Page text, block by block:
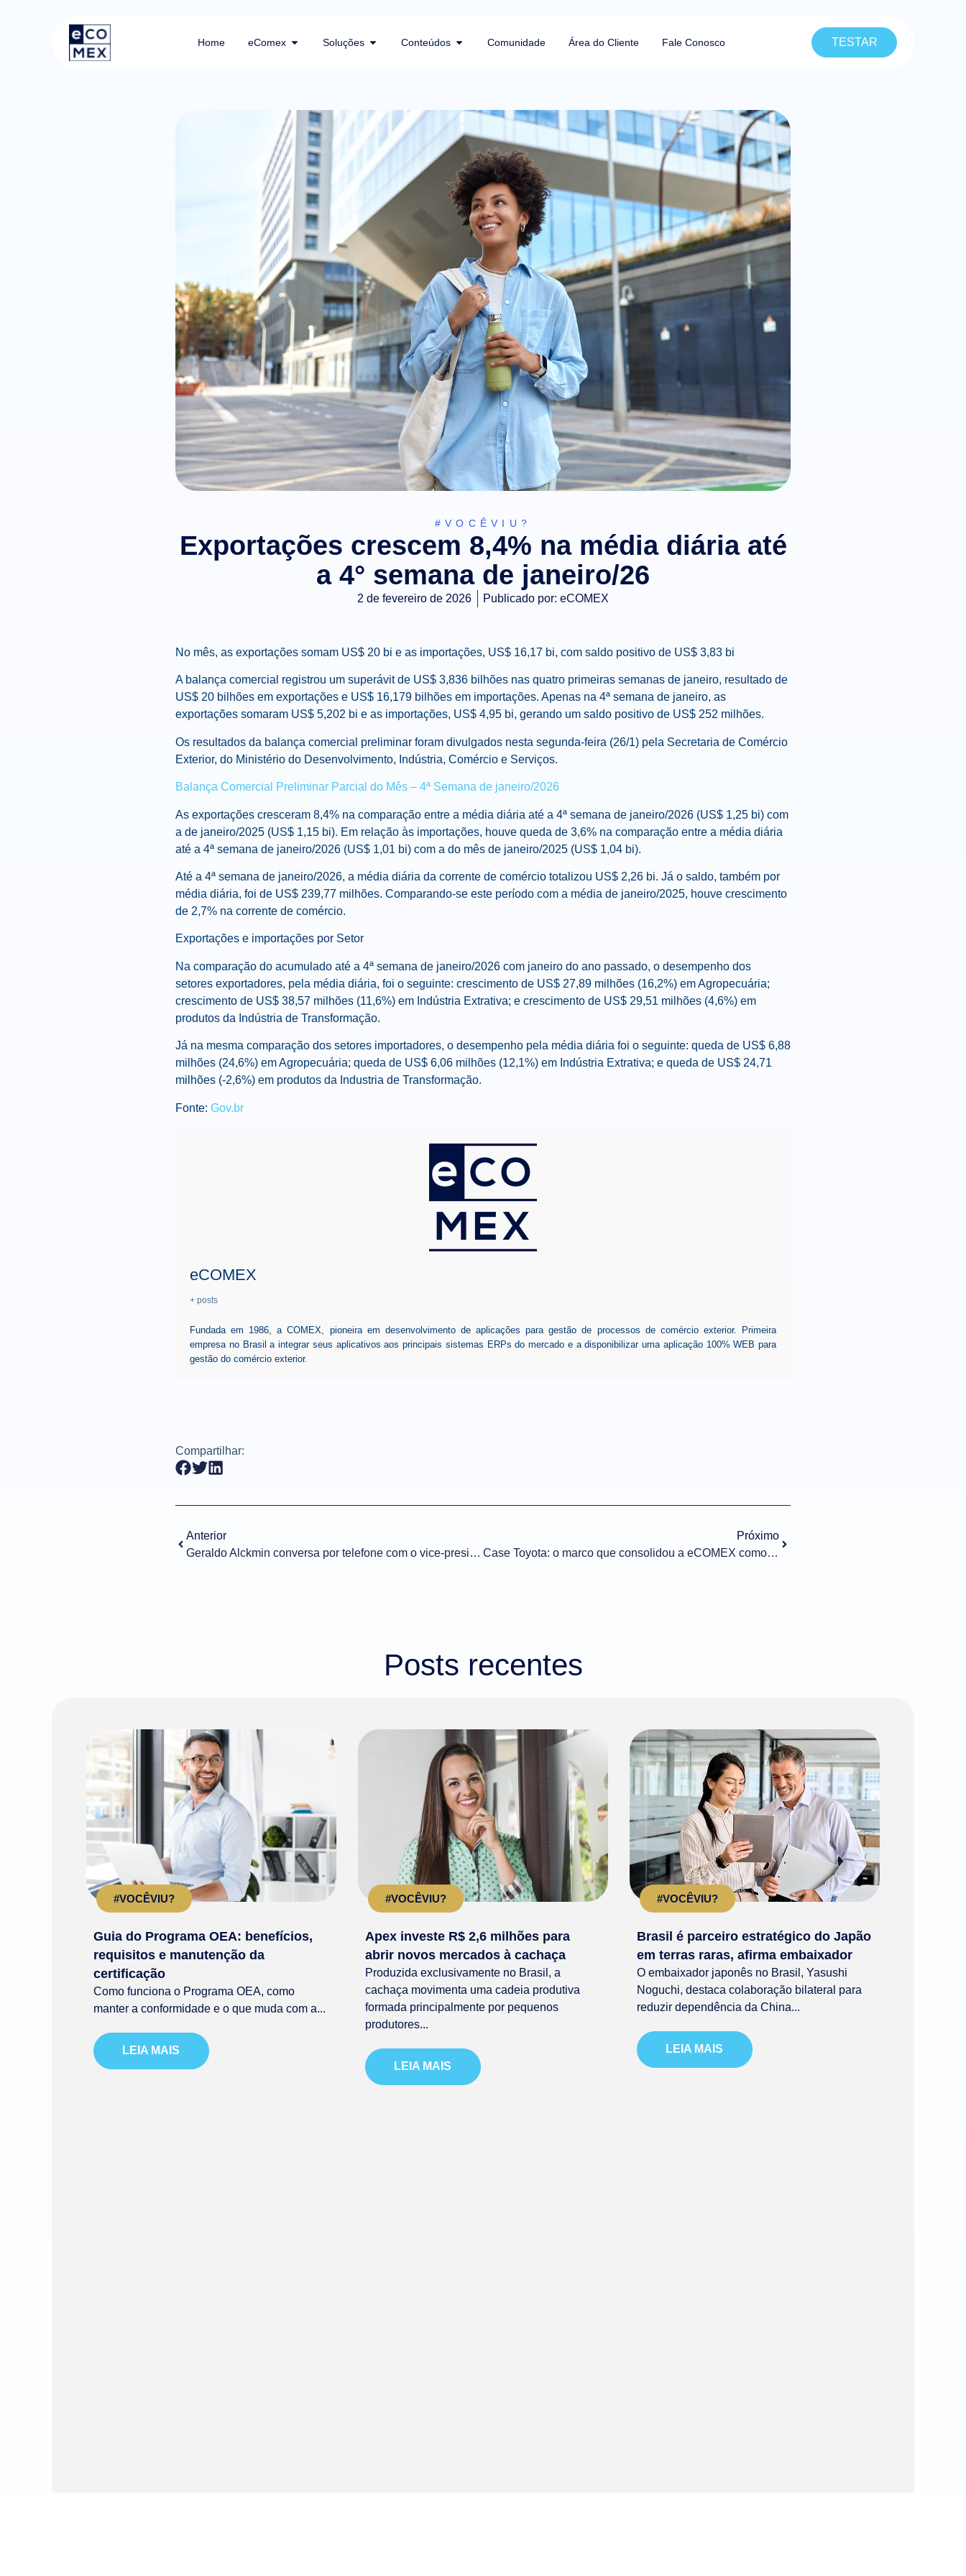
Home eComex Soluções Conteúdos Comunidade Área do Cliente Fale Conosco TESTAR
#VOCÊVIU?
Exportações crescem 8,4% na média diária até
a 4° semana de janeiro/26
2 de fevereiro de 2026 Publicado por: eCOMEX
No mês, as exportações somam US$ 20 bi e as importações, US$ 16,17 bi, com saldo positivo de US$ 3,83 bi
A balança comercial registrou um superávit de US$ 3,836 bilhões nas quatro primeiras semanas de janeiro, resultado de
US$ 20 bilhões em exportações e US$ 16,179 bilhões em importações. Apenas na 4ª semana de janeiro, as
exportações somaram US$ 5,202 bi e as importações, US$ 4,95 bi, gerando um saldo positivo de US$ 252 milhões.
Os resultados da balança comercial preliminar foram divulgados nesta segunda-feira (26/1) pela Secretaria de Comércio
Exterior, do Ministério do Desenvolvimento, Indústria, Comércio e Serviços.
Balança Comercial Preliminar Parcial do Mês – 4ª Semana de janeiro/2026
As exportações cresceram 8,4% na comparação entre a média diária até a 4ª semana de janeiro/2026 (US$ 1,25 bi) com
a de janeiro/2025 (US$ 1,15 bi). Em relação às importações, houve queda de 3,6% na comparação entre a média diária
até a 4ª semana de janeiro/2026 (US$ 1,01 bi) com a do mês de janeiro/2025 (US$ 1,04 bi).
Até a 4ª semana de janeiro/2026, a média diária da corrente de comércio totalizou US$ 2,26 bi. Já o saldo, também por
média diária, foi de US$ 239,77 milhões. Comparando-se este período com a média de janeiro/2025, houve crescimento
de 2,7% na corrente de comércio.
Exportações e importações por Setor
Na comparação do acumulado até a 4ª semana de janeiro/2026 com janeiro do ano passado, o desempenho dos
setores exportadores, pela média diária, foi o seguinte: crescimento de US$ 27,89 milhões (16,2%) em Agropecuária;
crescimento de US$ 38,57 milhões (11,6%) em Indústria Extrativa; e crescimento de US$ 29,51 milhões (4,6%) em
produtos da Indústria de Transformação.
Já na mesma comparação dos setores importadores, o desempenho pela média diária foi o seguinte: queda de US$ 6,88
milhões (24,6%) em Agropecuária; queda de US$ 6,06 milhões (12,1%) em Indústria Extrativa; e queda de US$ 24,71
milhões (-2,6%) em produtos da Industria de Transformação.
Fonte: Gov.br
eCOMEX
+ posts
Fundada em 1986, a COMEX, pioneira em desenvolvimento de aplicações para gestão de processos de comércio exterior. Primeira
empresa no Brasil a integrar seus aplicativos aos principais sistemas ERPs do mercado e a disponibilizar uma aplicação 100% WEB para
gestão do comércio exterior.
Compartilhar:
Anterior
Geraldo Alckmin conversa por telefone com o vice-presidente da República Popular da China, Han Zheng
Próximo
Case Toyota: o marco que consolidou a eCOMEX como protagonista da maior DUIMP
Posts recentes
#VOCÊVIU?
Guia do Programa OEA: benefícios,
requisitos e manutenção da
certificação
Como funciona o Programa OEA, como
manter a conformidade e o que muda com a...
LEIA MAIS
#VOCÊVIU?
Apex investe R$ 2,6 milhões para
abrir novos mercados à cachaça
Produzida exclusivamente no Brasil, a
cachaça movimenta uma cadeia produtiva
formada principalmente por pequenos
produtores...
LEIA MAIS
#VOCÊVIU?
Brasil é parceiro estratégico do Japão
em terras raras, afirma embaixador
O embaixador japonês no Brasil, Yasushi
Noguchi, destaca colaboração bilateral para
reduzir dependência da China...
LEIA MAIS